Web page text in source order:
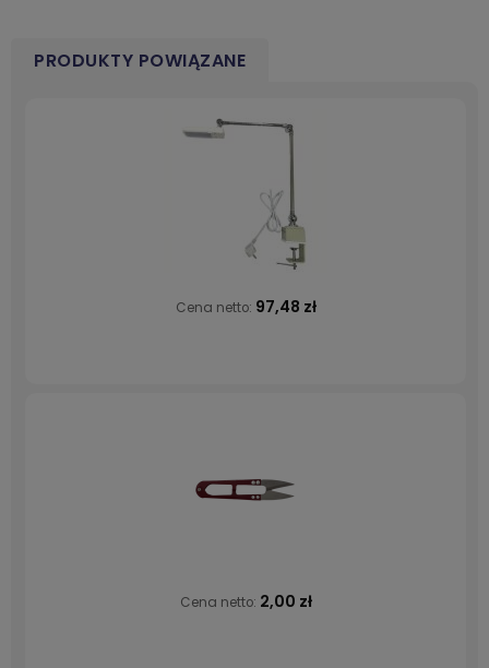
PRODUKTY POWIĄZANE
Cena netto: 97,48 zł
Cena netto: 2,00 zł